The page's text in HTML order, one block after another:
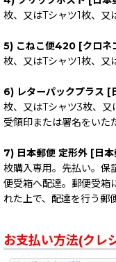
枚、又はTシャツ1枚、又
5) こねこ便420 [クロネ
枚、又はTシャツ1枚、又
6) レターパックプラス [
枚、又はTシャツ3枚、又
受領印または署名をいた
7) 日本郵便 定形外 [日本
枚購入専用。先払い。保
便受箱へ配達。郵便受箱
れた上で、配達を行う郵
お支払い方法(クレ